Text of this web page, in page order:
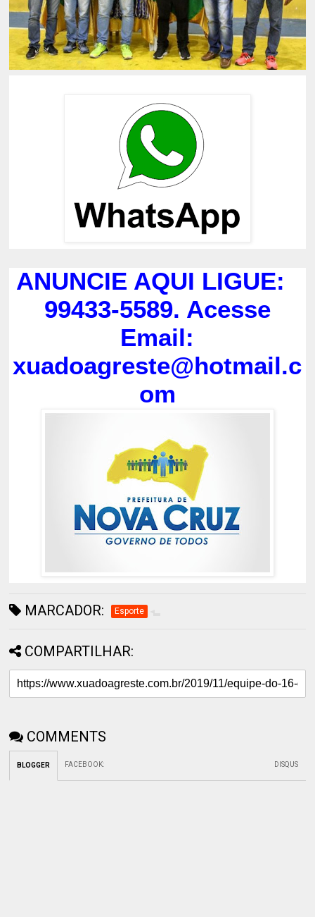
ANUNCIE AQUI LIGUE:
99433-5589. Acesse
Email:
xuadoagreste@hotmail.c
om
MARCADOR: Esporte
COMPARTILHAR:
COMMENTS
BLOGGER FACEBOOK: DISQUS